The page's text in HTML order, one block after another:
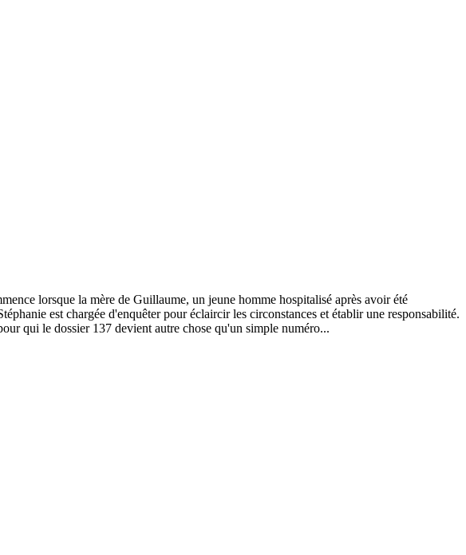
lorsque la mère de Guillaume, un jeune homme hospitalisé après avoir été
est chargée d'enquêter pour éclaircir les circonstances et établir une responsabilité.
qui le dossier 137 devient autre chose qu'un simple numéro...